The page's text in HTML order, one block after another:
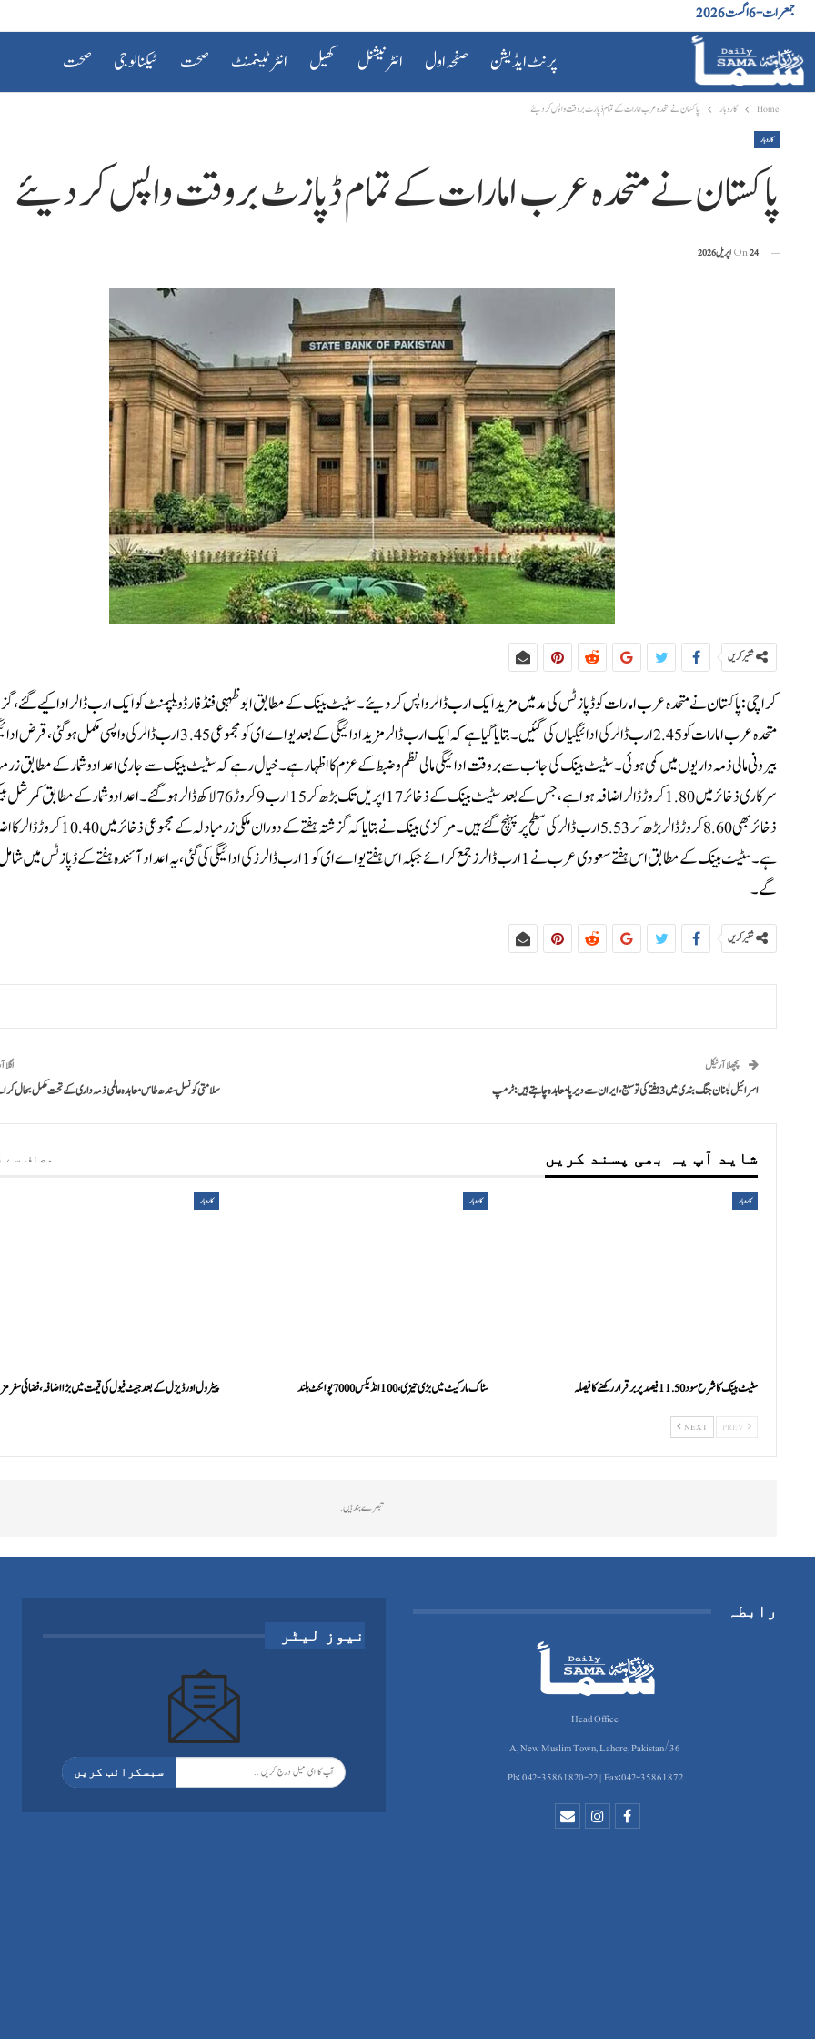
جمعرات - 6 اگست 2026
پرنٹ ایڈیشن صفحہ اول انٹرنیشنل کھیل انٹرٹینمنٹ صحت ٹیکنالوجی صحت
Home کاروبار پاکستان نے متحدہ عرب امارات کے تمام ڈپازٹ بروقت واپس کر دیئے
کاروبار
پاکستان نے متحدہ عرب امارات کے تمام ڈپازٹ بروقت واپس کر دیئے
On24 اپریل 2026
شئیر کریں
کراچی: پاکستان نے متحدہ عرب امارات کو ڈپازٹس کی مد میں مزید ایک ارب ڈالر واپس کر دیئے۔سٹیٹ بینک کے مطابق ابوظہبی فنڈ فار ڈویلپمنٹ کو ایک ارب ڈالر ادا کیے گئے،
متحدہ عرب امارات کو 2.45 ارب ڈالر کی ادائیگیاں کی گئیں۔بتایا گیا ہے کہ ایک ارب ڈالر مزید ادائیگی کے بعد یو اے ای کو مجموعی 3.45 ارب ڈالر کی
بیرونی مالی ذمہ داریوں میں کمی ہوئی۔سٹیٹ بینک کی جانب سے بروقت ادائیگی مالی نظم و ضبط کے عزم کا اظہار ہے۔خیال رہے کہ سٹیٹ بینک سے جاری اعدادوشمار کے مطابق
سرکاری ذخائر میں 1.80 کروڑ ڈالر اضافہ ہوا ہے، جس کے بعد سٹیٹ بینک کے ذخائر 17 اپریل تک بڑھ کر 15ارب 9 کروڑ 76 لاکھ ڈالر ہوگئے۔اعدادو
ذخائر بھی 8.60 کروڑ ڈالر بڑھ کر 5.53 ارب ڈالر کی سطح پر پہنچ گئے ہیں۔مرکزی بینک نے بتایا کہ گزشتہ ہفتے
ہے۔سٹیٹ بینک کے مطابق اس ہفتے سعودی عرب نے 1 ارب ڈالرز جمع کرائے جبکہ اس ہفتے یو اے ای کو 1 ارب ڈالرز کی ادائیگی کی گئی، یہ اعداد آئندہ ہفتے کے
گے۔
شئیر کریں
پچھلا آرٹیکل
اسرائیل لبنان جنگ بندی میں 3 ہفتے کی توسیع، ایران سے دیرپا معاہدہ چاہتے ہیں: ٹرمپ
اگلا
سلامتی کونسل سندھ طاس معاہدہ عالمی ذمہ داری کے تحت مکمل بحال
شاید آپ یہ بھی پسند کریں مصنف سے
کاروبار
سٹیٹ بینک کا شرح سود 11.50 فیصد پر برقرار رکھنے کا فیصلہ
کاروبار
سٹاک مارکیٹ میں بڑی تیزی، 100 انڈیکس 7000 پوائنٹ بلند
کاروبار
پیٹرول اور ڈیزل کے بعد جیٹ فیول کی قیمت میں بڑا اضافہ، فضائی سفر
NEXT
تبصرے بند ہیں.
رابطہ
Head Office
36/A, New Muslim Town, Lahore, Pakistan
Ph: 042-35861820-22 | Fax:042-35861872
نیوز لیٹر
سبسکرائب کریں